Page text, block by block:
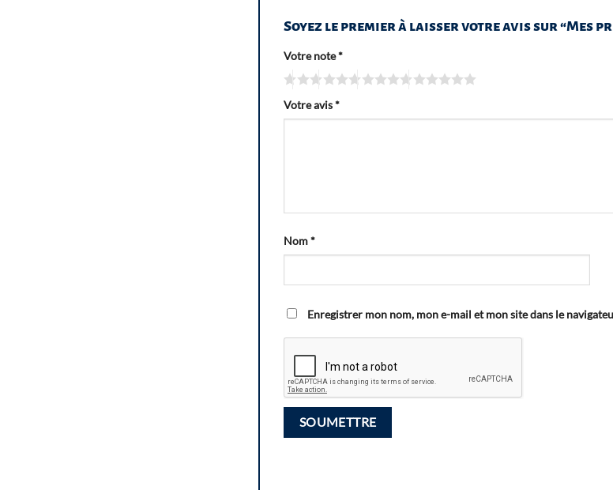
Soyez le premier à laisser votre avis sur “Mes
Votre note*
Votre avis*
Nom*
Enregistrer mon nom, mon e-mail et mon site dans le